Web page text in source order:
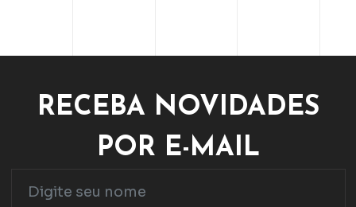
RECEBA NOVIDADES
POR E-MAIL